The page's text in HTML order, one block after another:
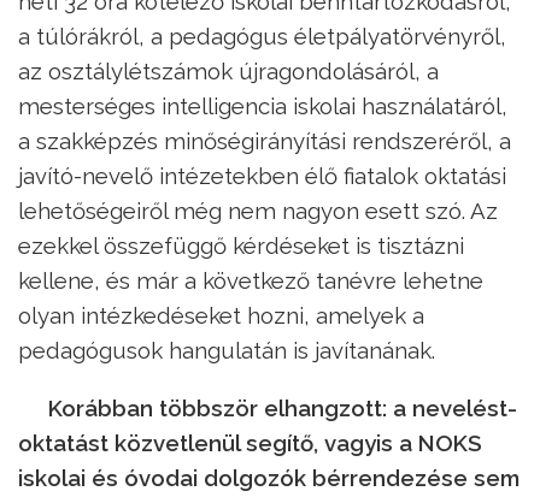
a túlórákról, a pedagógus életpályatörvényről,
az osztálylétszámok újragondolásáról, a
mesterséges intelligencia iskolai használatáról,
a szakképzés minőségirányítási rendszeréről, a
javító-nevelő intézetekben élő fiatalok oktatási
lehetőségeiről még nem nagyon esett szó. Az
ezekkel összefüggő kérdéseket is tisztázni
kellene, és már a következő tanévre lehetne
olyan intézkedéseket hozni, amelyek a
pedagógusok hangulatán is javítanának.
Korábban többször elhangzott: a nevelést-
oktatást közvetlenül segítő, vagyis a NOKS
iskolai és óvodai dolgozók bérrendezése sem